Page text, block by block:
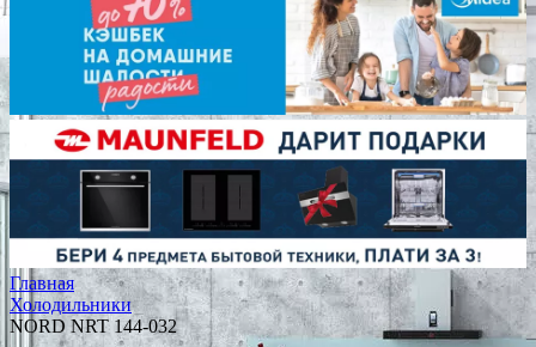
Главная
Холодильники
NORD NRT 144-032